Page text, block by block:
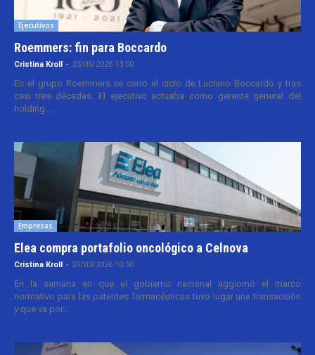
Ejecutivos
Roemmers: fin para Boccardo
Cristina Kroll - 20/05/2026 13:00
En el grupo Roemmers se cerró el ciclo de Luciano Boccardo y tras
casi tres décadas. El ejecutivo actuaba como gerente general del
holding...
Empresas
Elea compra portafolio oncológico a Celnova
Cristina Kroll - 20/03/2026 10:30
En la semana en que el gobierno nacional aggiornó el marco
normativo para las patentes farmacéuticas tuvo lugar una transacción
y que va por...